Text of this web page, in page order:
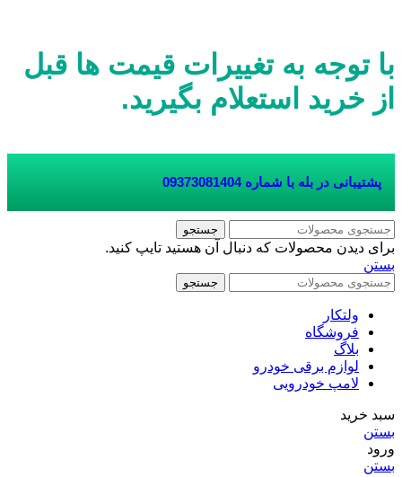
با توجه به تغییرات قیمت ها قبل
از خرید استعلام بگیرید.
پشتیبانی در بله با شماره 09373081404
جستجو
برای دیدن محصولات که دنبال آن هستید تایپ کنید.
بستن
جستجو
ولتکار
فروشگاه
بلاگ
لوازم برقی خودرو
لامپ خودرویی
سبد خرید
بستن
ورود
بستن